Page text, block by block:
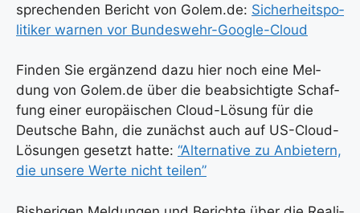
spre­chen­den Bericht von Golem.de: Sicher­heits­po­
li­ti­ker war­nen vor Bun­des­wehr-Goog­le-Cloud
Fin­den Sie ergän­zend dazu hier noch eine Mel­
dung von Golem.de über die beab­sich­tig­te Schaf­
fung einer euro­päi­schen Cloud-Lösung für die
Deut­sche Bahn, die zunächst auch auf US-Cloud-
Lösun­gen gesetzt hat­te: “Alter­na­ti­ve zu Anbie­tern,
die unse­re Wer­te nicht tei­len”